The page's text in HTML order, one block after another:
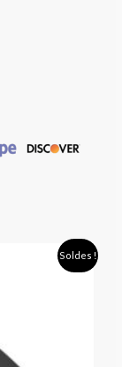
Soldes !